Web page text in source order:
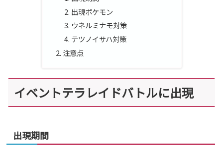
出現ポケモン
ウネルミナモ対策
テツノイサハ対策
注意点
イベントテラレイドバトルに出現
出現期間